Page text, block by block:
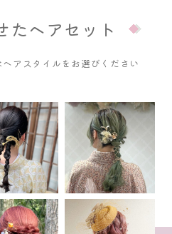
たヘアセット
アスタイルをお選びください